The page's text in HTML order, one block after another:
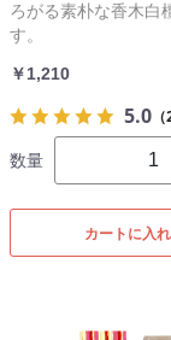
ろがる素朴な香木白
す。
￥1,210
5.0
数量
カートに入